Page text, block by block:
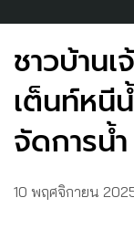
ชาวบ้าน
เต็นท์หนี
จัดการน้ำ
10 พฤศจิกายน